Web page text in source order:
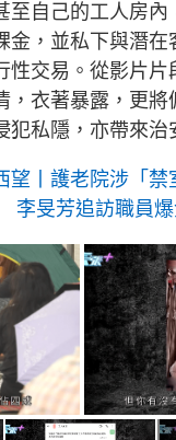
至自己的工人房內
金，並私下與潛在
性交易。從影片片
，衣著暴露，更將
犯私隱，亦帶來治
望丨護老院涉「禁
李旻芳追訪職員